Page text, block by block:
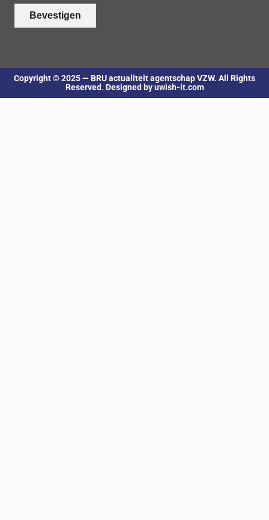
Bevestigen
Copyright © 2025 — BRU actualiteit agentschap VZW. All Rights
Reserved. Designed by uwish-it.com